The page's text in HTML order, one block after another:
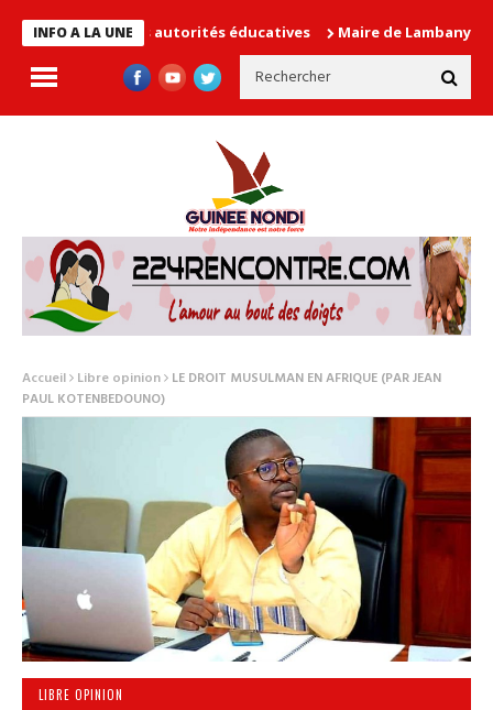
INFO A LA UNE
les autorités éducatives Maire de Lambanyi : Baba
Accueil Libre opinion LE DROIT MUSULMAN EN AFRIQUE (PAR JEAN
PAUL KOTENBEDOUNO)
LIBRE OPINION